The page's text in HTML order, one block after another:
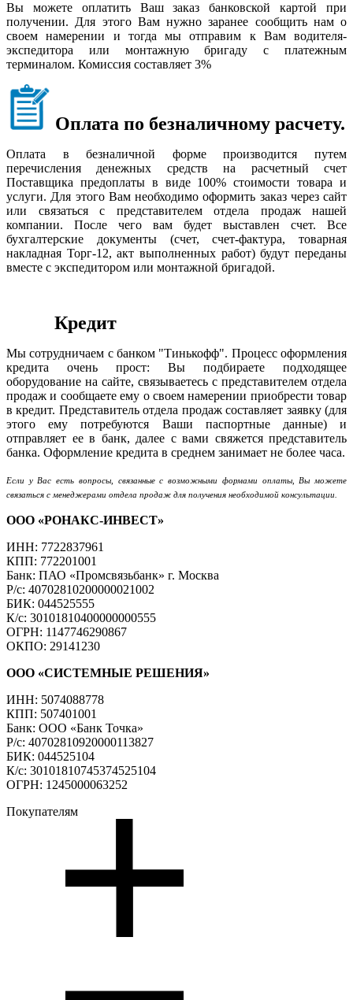
Вы можете оплатить Ваш заказ банковской картой при
получении. Для этого Вам нужно заранее сообщить нам о
своем намерении и тогда мы отправим к Вам водителя-
экспедитора или монтажную бригаду с платежным
терминалом. Комиссия составляет 3%
Оплата по безналичному расчету.
Оплата в безналичной форме производится путем
перечисления денежных средств на расчетный счет
Поставщика предоплаты в виде 100% стоимости товара и
услуги. Для этого Вам необходимо оформить заказ через сайт
или связаться с представителем отдела продаж нашей
компании. После чего вам будет выставлен счет. Все
бухгалтерские документы (счет, счет-фактура, товарная
накладная Торг-12, акт выполненных работ) будут переданы
вместе с экспедитором или монтажной бригадой.
Кредит
Мы сотрудничаем с банком "Тинькофф". Процесс оформления
кредита очень прост: Вы подбираете подходящее
оборудование на сайте, связываетесь с представителем отдела
продаж и сообщаете ему о своем намерении приобрести товар
в кредит. Представитель отдела продаж составляет заявку (для
этого ему потребуются Ваши паспортные данные) и
отправляет ее в банк, далее с вами свяжется представитель
банка. Оформление кредита в среднем занимает не более часа.
Если у Вас есть вопросы, связанные с возможными формами оплаты, Вы можете
связаться с менеджерами отдела продаж для получения необходимой консультации.
ООО «РОНАКС-ИНВЕСТ»
ИНН: 7722837961
КПП: 772201001
Банк: ПАО «Промсвязьбанк» г. Москва
Р/с: 40702810200000021002
БИК: 044525555
К/с: 30101810400000000555
ОГРН: 1147746290867
ОКПО: 29141230
ООО «СИСТЕМНЫЕ РЕШЕНИЯ»
ИНН: 5074088778
КПП: 507401001
Банк: ООО «Банк Точка»
Р/с: 40702810920000113827
БИК: 044525104
К/с: 30101810745374525104
ОГРН: 1245000063252
Покупателям